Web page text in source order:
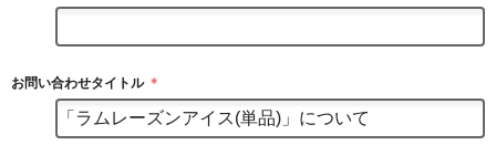
お問い合わせタイトル ＊